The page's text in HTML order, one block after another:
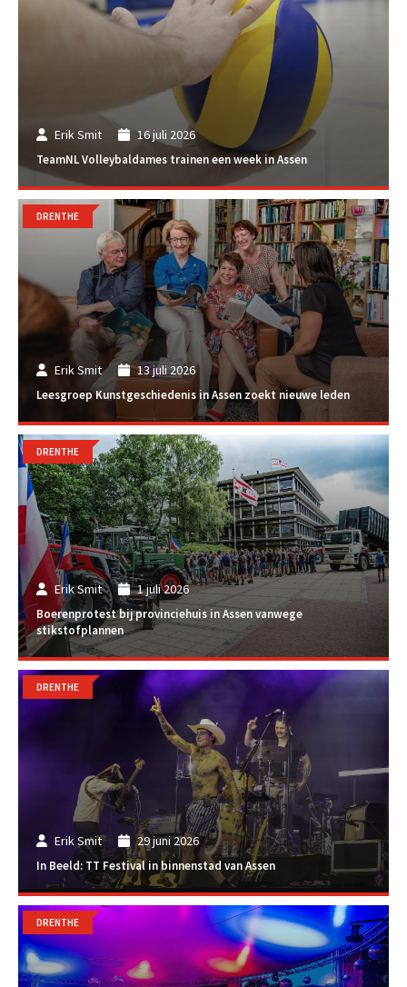
Erik Smit 16 juli 2026
TeamNL Volleybaldames trainen een week in Assen
Erik Smit 13 juli 2026
Leesgroep Kunstgeschiedenis in Assen zoekt nieuwe leden
DRENTHE
Erik Smit 1 juli 2026
Boerenprotest bij provinciehuis in Assen vanwege
stikstofplannen
DRENTHE
Erik Smit 29 juni 2026
In Beeld: TT Festival in binnenstad van Assen
DRENTHE
DRENTHE